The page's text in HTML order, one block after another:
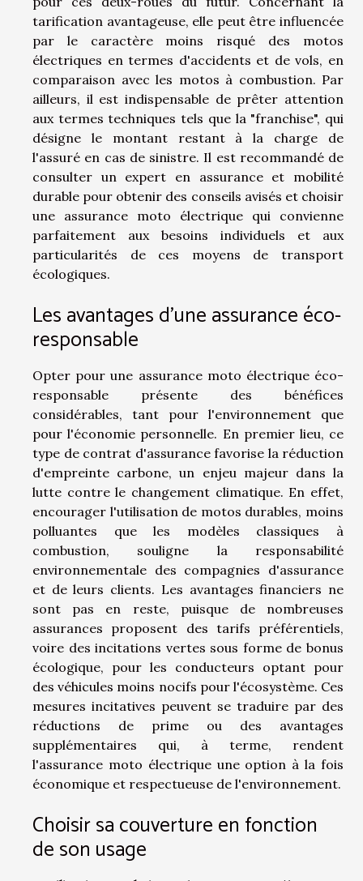
tarification avantageuse, elle peut être influencée
par le caractère moins risqué des motos
électriques en termes d'accidents et de vols, en
comparaison avec les motos à combustion. Par
ailleurs, il est indispensable de prêter attention
aux termes techniques tels que la "franchise", qui
désigne le montant restant à la charge de
l'assuré en cas de sinistre. Il est recommandé de
consulter un expert en assurance et mobilité
durable pour obtenir des conseils avisés et choisir
une assurance moto électrique qui convienne
parfaitement aux besoins individuels et aux
particularités de ces moyens de transport
écologiques.
Les avantages d'une assurance éco-
responsable
Opter pour une assurance moto électrique éco-
responsable présente des bénéfices
considérables, tant pour l'environnement que
pour l'économie personnelle. En premier lieu, ce
type de contrat d'assurance favorise la réduction
d'empreinte carbone, un enjeu majeur dans la
lutte contre le changement climatique. En effet,
encourager l'utilisation de motos durables, moins
polluantes que les modèles classiques à
combustion, souligne la responsabilité
environnementale des compagnies d'assurance
et de leurs clients. Les avantages financiers ne
sont pas en reste, puisque de nombreuses
assurances proposent des tarifs préférentiels,
voire des incitations vertes sous forme de bonus
écologique, pour les conducteurs optant pour
des véhicules moins nocifs pour l'écosystème. Ces
mesures incitatives peuvent se traduire par des
réductions de prime ou des avantages
supplémentaires qui, à terme, rendent
l'assurance moto électrique une option à la fois
économique et respectueuse de l'environnement.
Choisir sa couverture en fonction
de son usage